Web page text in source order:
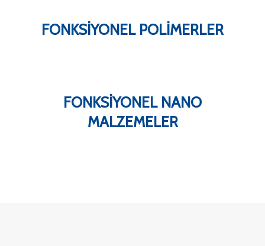
FONKSIYONEL POLIMERLER
FONKSIYONEL NANO
MALZEMELER